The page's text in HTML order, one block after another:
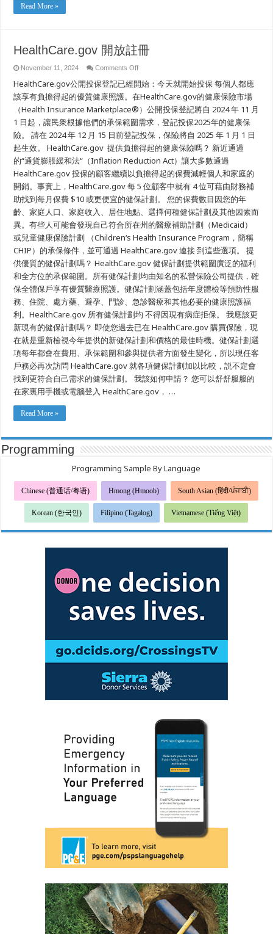
Read More »
HealthCare.gov 開放註冊
November 11, 2024 Comments Offon
開
註
冊
HealthCare.gov公開投保登記已經開始：今天就開始投保 每個人都應
該享有負擔得起的優質健康照護。在HealthCare.gov的健康保險市場
（Health Insurance Marketplace®）公開投保登記將自 2024 年 11 月
1 日起，讓民衆根據他們的承保範圍需求，登記投保2025年的健康保
險。 請在 2024 年 12 月 15 日前登記投保，保險將自 2025 年 1 月 1 日
起生效。 HealthCare.gov 提供負擔得起的健康保險嗎？ 新近通過
的“通貨膨脹緩和法“（Inflation Reduction Act）讓⼤多數通過
HealthCare.gov 投保的顧客繼續以負擔得起的保費減輕個人和家庭的
開銷。事實上，HealthCare.gov 每 5 位顧客中就有 4 位可藉由財務補
助找到每月保費 $10 或更便宜的健保計劃。 您的保費數目因您的年
齡、家庭人口、家庭收入、居住地點、選擇何種健保計劃及其他因素而
異。有些人可能會發現自己符合所在州的醫療補助計劃（Medicaid）
或兒童健康保險計劃 （Children‘s Health Insurance Program，簡稱
CHIP）的承保條件，並可通過 HealthCare.gov 連接 到這些選項。 提
供優質的健保計劃嗎？ HealthCare.gov 健保計劃提供範圍廣泛的福利
和全方位的承保範圍。所有健保計劃均由知名的私營保險公司提供，確
保全體保戶享有優質醫療照護。健保計劃涵蓋包括年度體檢等預防性服
務、住院、處方藥、避孕、門診、急診醫療和其他必要的健康照護福
利。HealthCare.gov 所有健保計劃均 不得因現有病症拒保。 我應該更
新現有的健保計劃嗎？ 即使您過去已在 HealthCare.gov 購買保險，現
在就是重新檢視今年提供的新健保計劃和價格的最佳時機。健保計劃選
項每年都會在費用、承保範圍和參與提供者方面發生變化，所以現任客
戶務必再次訪問 HealthCare.gov 就各項健保計劃加以比較，説不定會
找到更符合自己需求的健保計劃。 我該如何申請？ 您可以舒舒服服的
在家裏用手機或電腦登⼊ HealthCare.gov， …
Read More »
Programming
Programming Sample By Language
Chinese (普通话/粤语) Hmong (Hmoob) South Asian (हिंदी/ਪੰਜਾਬੀ)
Korean (한국인) Filipino (Tagalog) Vietnamese (Tiếng Việt)